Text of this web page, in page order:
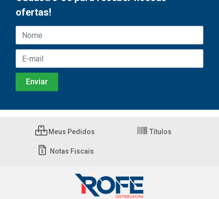
ofertas!
Meus Pedidos Títulos
Notas Fiscais